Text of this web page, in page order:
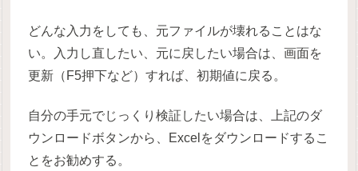
どんな入力をしても、元ファイルが壊れることはな
い。入力し直したい、元に戻したい場合は、画面を
更新（F5押下など）すれば、初期値に戻る。
自分の手元でじっくり検証したい場合は、上記のダ
ウンロードボタンから、Excelをダウンロードするこ
とをお勧めする。